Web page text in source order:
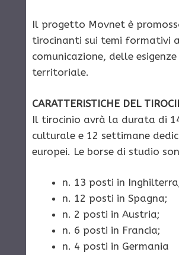
Il progetto Movnet è
tirocinanti sui temi formativi
comunicazione, delle
territoriale.
CARATTERISTICHE DEL
Il tirocinio avrà la durata di
culturale e 12 settimane
europei. Le borse di studio
n. 13 posti in
n. 12 posti in Spagna;
n. 2 posti in Austria;
n. 6 posti in Francia;
n. 4 posti in Germania